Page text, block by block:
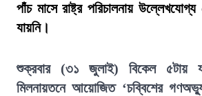
পাঁচ মাসে রাষ্ট্র পরিচালনায়
যায়নি।
শুক্রবার (৩১ জুলাই) বিকেল ৫টায়
মিলনায়তনে আয়োজিত ‘চব্বিশের